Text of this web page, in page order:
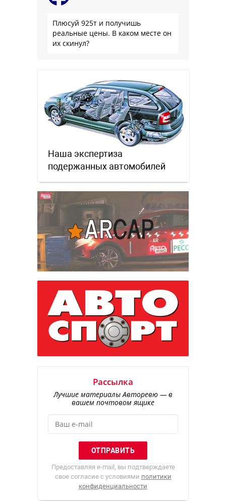
Плюсуй 925т и получишь
реальные цены. В каком месте он
их скинул?
Наша экспертиза
подержанных автомобилей
Рассылка
Лучшие материалы Авторевю — в
вашем почтовом ящике
Предоставляя e-mail, вы подтверждаете
свое согласие с условиями политики
конфиденциальности